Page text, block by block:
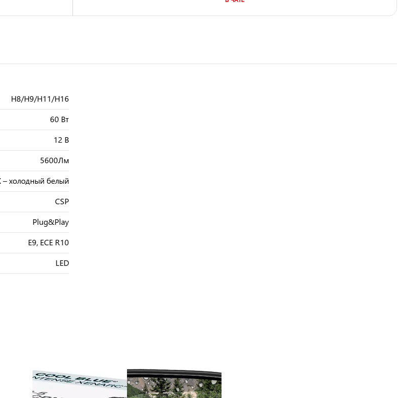
H8/H9/H11/H16
60 Вт
12 В
5600Лм
– холодный белый
CSP
Plug&Play
E9, ECE R10
LED